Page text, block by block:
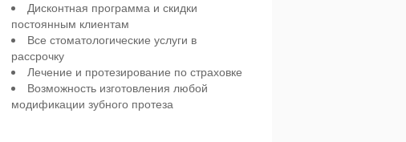
Дисконтная программа и скидки
постоянным клиентам
Все стоматологические услуги в
рассрочку
Лечение и протезирование по страховке
Возможность изготовления любой
модификации зубного протеза